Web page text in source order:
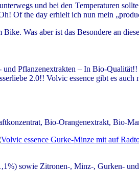
und bei den Temperaturen
Of the day erhielt ich nun mein
Was aber ist das Besondere an
Pflanzenextrakten – In Bio-
2.0!! Volvic essence gibt es
Bio-Orangenextrakt, Bio-
sowie Zitronen-, Minz-, Gurken-